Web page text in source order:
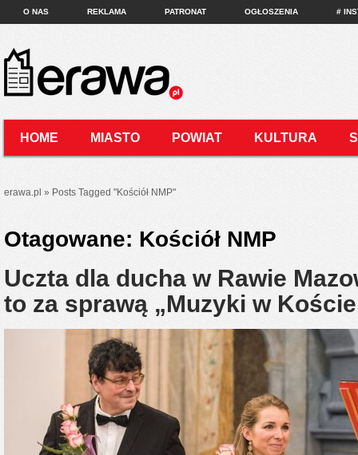
O NAS REKLAMA PATRONAT OGŁOSZENIA #
HOME MIASTO POWIAT KULTURA
erawa.pl » Posts Tagged "Kościół NMP"
Otagowane: Kościół NMP
Uczta dla ducha w Rawie
to za sprawą „Muzyki w